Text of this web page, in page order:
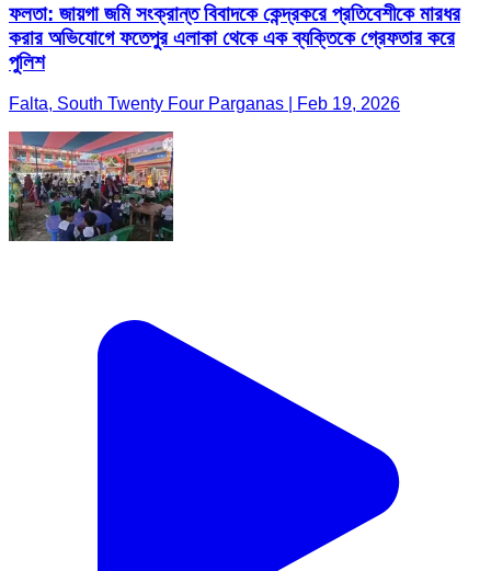
ফলতা: জায়গা জমি সংক্রান্ত বিবাদকে কেন্দ্রকরে প্রতিবেশীকে মারধর
করার অভিযোগে ফতেপুর এলাকা থেকে এক ব্যক্তিকে গ্রেফতার করে
পুলিশ
Falta, South Twenty Four Parganas | Feb 19, 2026